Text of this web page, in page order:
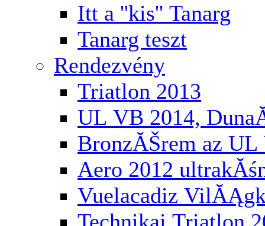
Itt a ''kis'' Tanarg
Tanarg teszt
Rendezvény
Triatlon 2013
UL VB 2014,
BronzĂŠrem az
Aero 2012
Vuelacadiz